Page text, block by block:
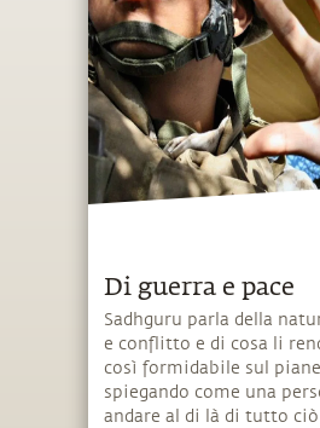
Di guerra e pace
Sadhguru parla della
e conflitto e di cosa li
così formidabile sul
spiegando come una
andare al di là di tutto